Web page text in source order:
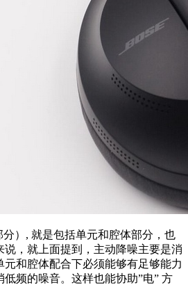
分）, 就是包括单元和腔体部分，也
说，就上面提到，主动降噪主要是消
元和腔体配合下必须能够有足够能力
频的噪音。这样也能协助”电” 方